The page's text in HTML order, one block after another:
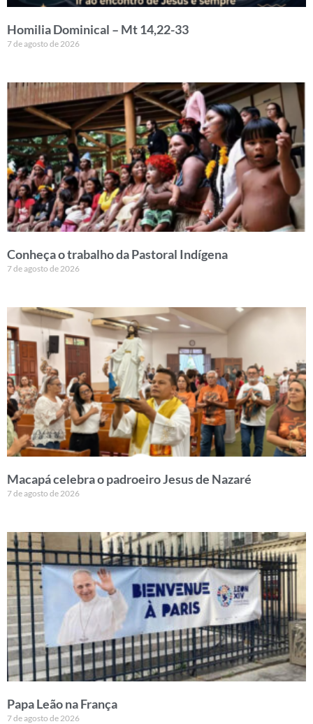
Homilia Dominical – Mt 14,22-33
7 de agosto de 2026
Conheça o trabalho da Pastoral Indígena
7 de agosto de 2026
Macapá celebra o padroeiro Jesus de Nazaré
7 de agosto de 2026
Papa Leão na França
7 de agosto de 2026